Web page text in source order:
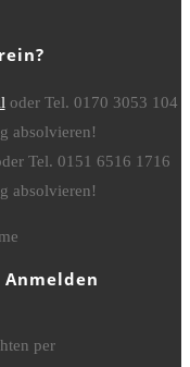
oder Tel. 0170 3053 104
absolvieren!
Tel. 0151 6516 1716
absolvieren!
per